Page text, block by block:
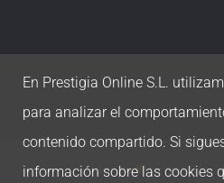
Made with by Prestigia|
En Prestigia Online S.L.
para analizar el
contenido compartido. Si
información sobre las cookies